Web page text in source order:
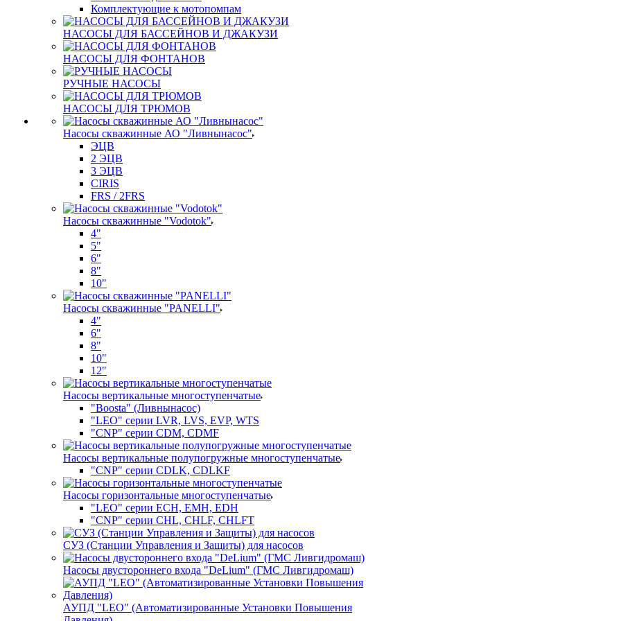
Комплектующие к мотопомпам
НАСОСЫ ДЛЯ БАССЕЙНОВ И ДЖАКУЗИ
НАСОСЫ ДЛЯ ФОНТАНОВ
РУЧНЫЕ НАСОСЫ
НАСОСЫ ДЛЯ ТРЮМОВ
Насосы скважинные АО "Ливнынасос"
ЭЦВ
2 ЭЦВ
3 ЭЦВ
CIRIS
FRS / 2FRS
Насосы скважинные "Vodotok"
4"
5"
6"
8"
10"
Насосы скважинные "PANELLI"
4"
6"
8"
10"
12"
Насосы вертикальные многоступенчатые
"Boosta" (Ливнынасос)
"LEO" серии LVR, LVS, EVP, WTS
"CNP" серии CDM, CDMF
Насосы вертикальные полупогружные многоступенчатые
"CNP" серии CDLK, CDLKF
Насосы горизонтальные многоступенчатые
"LEO" серии ECH, EMH, EDH
"CNP" серии CHL, CHLF, CHLFT
СУЗ (Станции Управления и Защиты) для насосов
Насосы двустороннего входа "DeLium" (ГМС Ливгидромаш)
АУПД "LEO" (Автоматизированные Установки Повышения